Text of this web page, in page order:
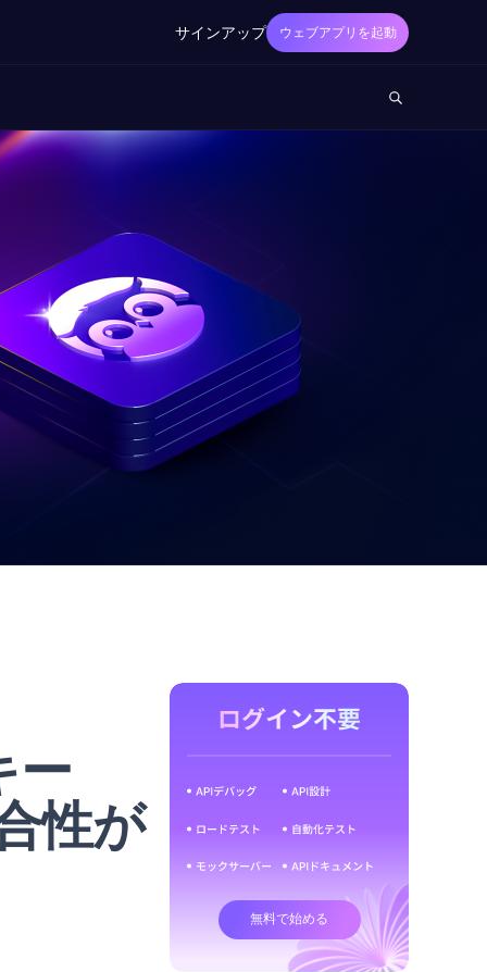
サインアップ ウェブアプリを起動
ー
性が
無料で始める